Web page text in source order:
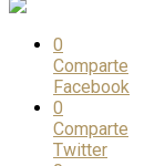
0
Comparte
Facebook
0
Comparte
Twitter